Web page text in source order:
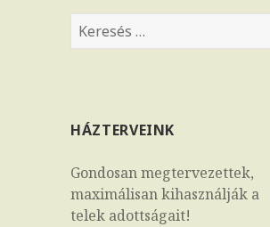
K
e
é
:
HÁZTERVEINK
Gondosan megtervezettek,
maximálisan kihasználják a
telek adottságait!